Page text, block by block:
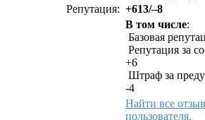
Репутация: +613/–8
В том числе:
Базовая
Репутация за
+6
Штраф за
-4
Найти все
пользователя.